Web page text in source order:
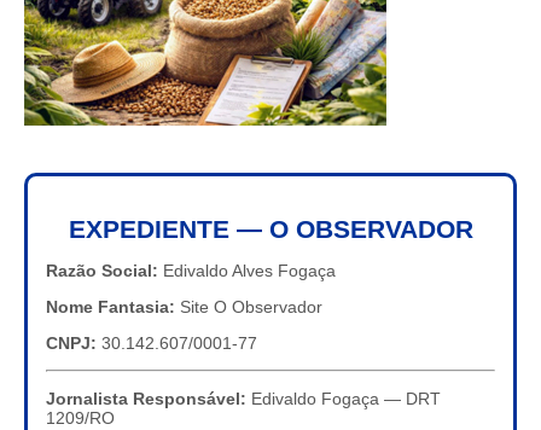
EXPEDIENTE — O OBSERVADOR
Razão Social: Edivaldo Alves Fogaça
Nome Fantasia: Site O Observador
CNPJ: 30.142.607/0001-77
Jornalista Responsável: Edivaldo Fogaça — DRT
1209/RO